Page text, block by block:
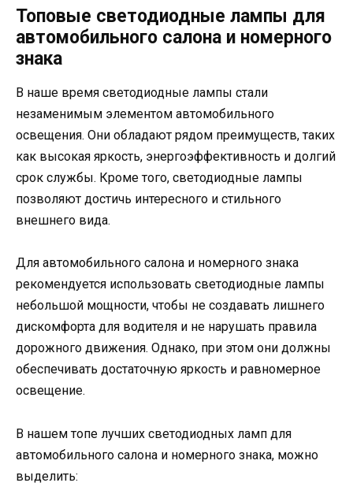
Топовые светодиодные лампы для
автомобильного салона и номерного
знака
В наше время светодиодные лампы стали
незаменимым элементом автомобильного
освещения. Они обладают рядом преимуществ, таких
как высокая яркость, энергоэффективность и долгий
срок службы. Кроме того, светодиодные лампы
позволяют достичь интересного и стильного
внешнего вида.
Для автомобильного салона и номерного знака
рекомендуется использовать светодиодные лампы
небольшой мощности, чтобы не создавать лишнего
дискомфорта для водителя и не нарушать правила
дорожного движения. Однако, при этом они должны
обеспечивать достаточную яркость и равномерное
освещение.
В нашем топе лучших светодиодных ламп для
автомобильного салона и номерного знака, можно
выделить: